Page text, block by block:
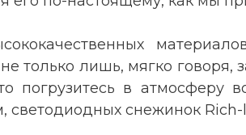
только лишь, мягко
погрузитесь в
светодиодных снежинок Rich-